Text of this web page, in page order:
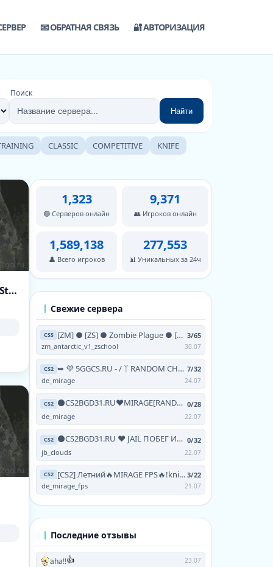
📧 ОБРАТНАЯ СВЯЗЬ 🔐 АВТОРИЗАЦИЯ
Поиск
Найти
CLASSIC COMPETITIVE KNIFE
[>>EVENT<<] Zombie Escape ● NiDE.GG ● NoSteam | discord.gg/nide
1,323
🟢 Серверов онлайн
9,371
👥 Игроков онлайн
1,589,138
👤 Всего игроков
277,553
📊 Уникальных за 24ч
Свежие сервера
CSS [ZM] ● [ZS] ● Zombie Plague ● [NO-STEAM | V93 | 24/7] 3/65
zm_antarctic_v1_zschool
30.07
CS2 ➥ 💜 5GGCS.RU - / ᛉ RANDOM CHEATS / 💜 TERRA ツ 7/32
de_mirage
24.07
CS2 ⚫CS2BGD31.RU❤MIRAGE[RANDOM CHEATS+!VIPTEST,!SKINS] 0/28
de_mirage
22.07
CS2 ⚫CS2BGD31.RU ❤ JAIL ПОБЕГ ИЗ АДА [FREE HOOK|GRAB| 0/32
jb_clouds
22.07
CS2 [CS2] Летний🔥MIRAGE FPS🔥!knife !skins !testvip 3/22
de_mirage_fps
21.07
Последние отзывы
aha!!👍 23.07